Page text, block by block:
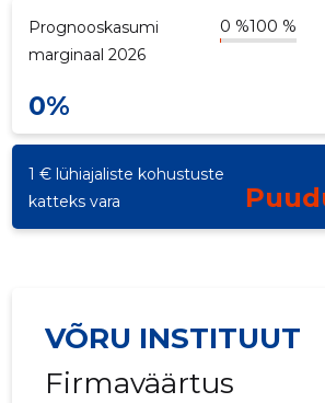
Prognooskasumi
marginaal 2026
0 %100 %
0%
1 € lühiajaliste kohustuste
katteks vara
VÕRU INSTITUUT
Firmaväärtus